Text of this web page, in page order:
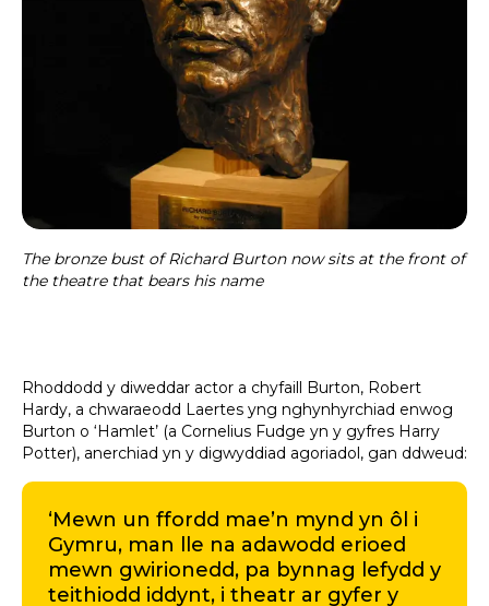
The bronze bust of Richard Burton now sits at the front of
the theatre that bears his name
Rhoddodd y diweddar actor a chyfaill Burton, Robert
Hardy, a chwaraeodd Laertes yng nghynhyrchiad enwog
Burton o ‘Hamlet’ (a Cornelius Fudge yn y gyfres Harry
Potter), anerchiad yn y digwyddiad agoriadol, gan ddweud:
‘Mewn un ffordd mae’n mynd yn ôl i
Gymru, man lle na adawodd erioed
mewn gwirionedd, pa bynnag lefydd y
teithiodd iddynt, i theatr ar gyfer y